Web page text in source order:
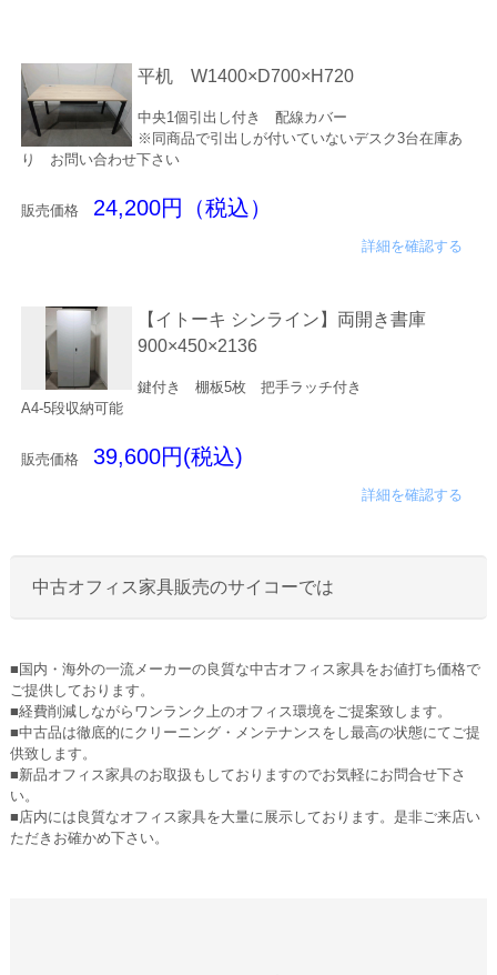
平机 W1400×D700×H720
中央1個引出し付き 配線カバー
※同商品で引出しが付いていないデスク3台在庫あ
り お問い合わせ下さい
販売価格 24,200円（税込）
詳細を確認する
【イトーキ シンライン】両開き書庫
900×450×2136
鍵付き 棚板5枚 把手ラッチ付き
A4-5段収納可能
販売価格 39,600円(税込)
詳細を確認する
中古オフィス家具販売のサイコーでは
■国内・海外の一流メーカーの良質な中古オフィス家具をお値打ち価格で
ご提供しております。
■経費削減しながらワンランク上のオフィス環境をご提案致します。
■中古品は徹底的にクリーニング・メンテナンスをし最高の状態にてご提
供致します。
■新品オフィス家具のお取扱もしておりますのでお気軽にお問合せ下さ
い。
■店内には良質なオフィス家具を大量に展示しております。是非ご来店い
ただきお確かめ下さい。